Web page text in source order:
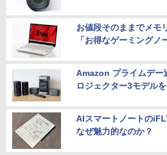
お値段そのままでメモ
「お得なゲーミングノ
Amazon プライムデー
ロジェクター3モデル
AIスマートノートの
なぜ魅力的なのか？